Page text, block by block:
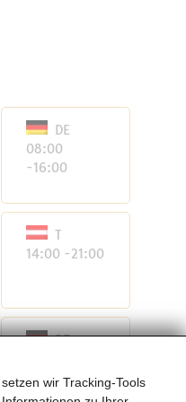
wir Tracking-Tools
DE
08:00
-16:00
T
14:00 -21:00
DE
-18:00